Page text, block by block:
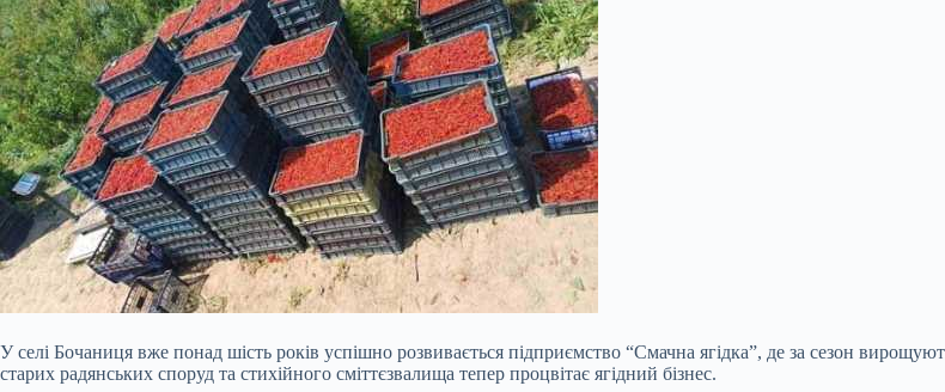
У селі Бочаниця вже понад шість років успішно розвивається підприємство “Смачна ягідка”, де за сезон
старих радянських споруд та стихійного сміттєзвалища тепер процвітає ягідний бізнес.